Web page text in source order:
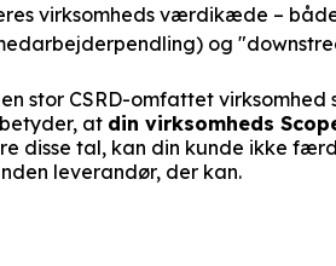
virksomheds værdikæde –
og
stor CSRD-omfattet
at din virksomheds
disse tal, kan din kunde ikke
leverandør, der kan.